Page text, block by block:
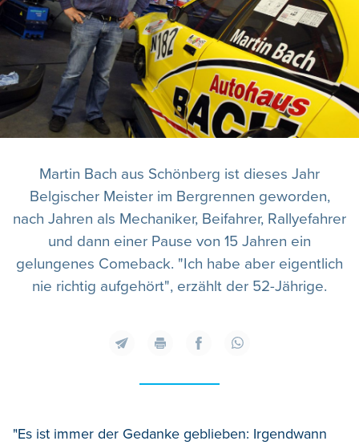
Martin Bach aus Schönberg ist dieses Jahr
Belgischer Meister im Bergrennen geworden,
nach Jahren als Mechaniker, Beifahrer, Rallyefahrer
und dann einer Pause von 15 Jahren ein
gelungenes Comeback. "Ich habe aber eigentlich
nie richtig aufgehört", erzählt der 52-Jährige.
"Es ist immer der Gedanke geblieben: Irgendwann